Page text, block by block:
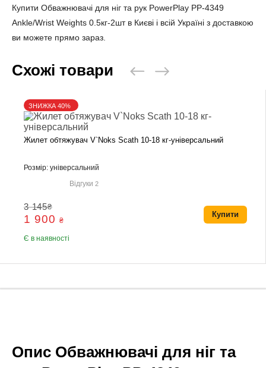
Купити Обважнювачі для ніг та рук PowerPlay PP-4349
Ankle/Wrist Weights 0.5кг-2шт в Києві і всій Україні з доставкою
ви можете прямо зараз.
Схожі товари
Жилет обтяжувач V`Noks Scath 10-18 кг-універсальний
Розмір: універсальний
Відгуки2
3 145₴
1 900 ₴
Є в наявності
Купити
ЗНИЖКА 40%
Опис Обважнювачі для ніг та